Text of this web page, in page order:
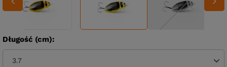
Długość (cm)
3.7